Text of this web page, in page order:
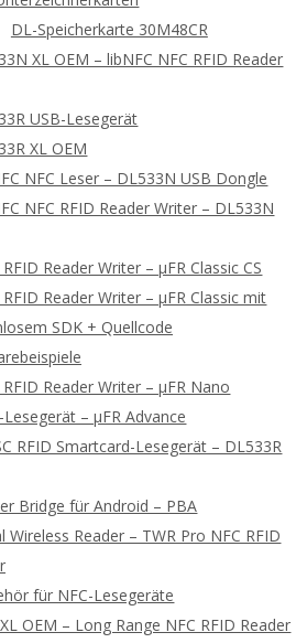
DL-Speicherkarte 30M48CR
XL OEM – libNFC NFC RFID Reader
USB-Lesegerät
XL OEM
NFC Leser – DL533N USB Dongle
NFC RFID Reader Writer – DL533N
RFID Reader Writer – μFR Classic CS
RFID Reader Writer – μFR Classic mit
SDK + Quellcode
RFID Reader Writer – μFR Nano
Lesegerät – μFR Advance
RFID Smartcard-Lesegerät – DL533R
Bridge für Android – PBA
Wireless Reader – TWR Pro NFC RFID
für NFC-Lesegeräte
OEM – Long Range NFC RFID Reader